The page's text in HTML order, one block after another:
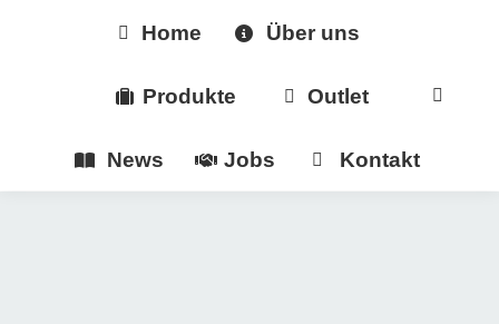
Home Über uns
Produkte Outlet
News Jobs Kontakt